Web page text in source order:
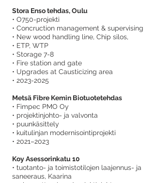
Stora Enso tehdas, Oulu
• O750-projekti
• Concruction management & supervising
• New wood handling line, Chip silos,
• ETP, WTP
• Storage 7-8
• Fire station and gate
• Upgrades at Causticizing area
• 2023-2025
Metsä Fibre Kemin Biotuotetehdas
• Fimpec PMO Oy
• projektinjohto- ja valvonta
• puunkäsittely
• kuitulinjan modernisointiprojekti
• 2021–2023
Koy Asessorinkatu 10
• tuotanto- ja toimistotilojen laajennus- ja
saneeraus, Kaarina